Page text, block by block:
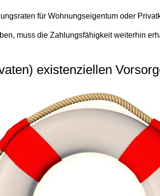
für Wohnungseigentum oder
, muss die Zahlungsfähigkeit weiterhin
existenziellen